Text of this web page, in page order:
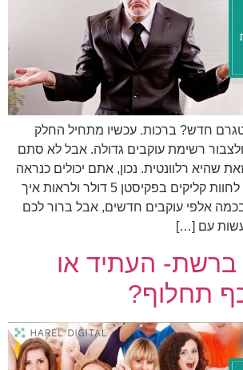
חדש? ברכות. עכשיו מתחיל החלק
רשימת עוקבים גדולה. אבל לא סתם
שהיא רלוונטית. נכון, אתם יכולים כנראה
לגשת לפייבר, לשלם לחוות קליקים בפקיסטן 5 דולר ולראות איך
אלפי עוקבים חדשים, אבל ברור לכם
עם […]
ברשת- העתיד או
תחלוף?